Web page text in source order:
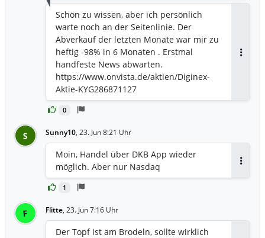
0
Schön zu wissen, aber ich persönlich
warte noch an der Seitenlinie. Der
Abverkauf der letzten Monate war mir zu
heftig -98% in 6 Monaten . Erstmal
handfeste News abwarten.
https://www.onvista.de/aktien/Diginex-
Aktie-KYG286871127
S Sunny10, 23. Jun 8:21 Uhr
1
Moin, Handel über DKB App wieder
möglich. Aber nur Nasdaq
F Flitte, 23. Jun 7:16 Uhr
Der Topf ist am Brodeln, sollte wirklich